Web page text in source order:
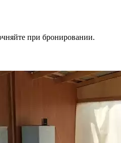
при бронировании.